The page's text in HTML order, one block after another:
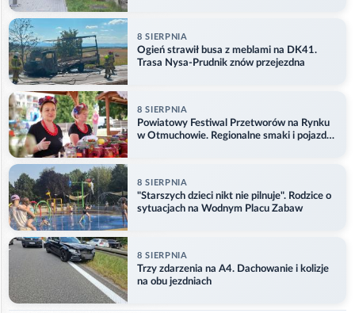
8 SIERPNIA
Ogień strawił busa z meblami na DK41.
Trasa Nysa-Prudnik znów przejezdna
8 SIERPNIA
Powiatowy Festiwal Przetworów na Rynku
w Otmuchowie. Regionalne smaki i pojazdy
8 SIERPNIA
"Starszych dzieci nikt nie pilnuje". Rodzice o
sytuacjach na Wodnym Placu Zabaw
8 SIERPNIA
Trzy zdarzenia na A4. Dachowanie i kolizje
na obu jezdniach